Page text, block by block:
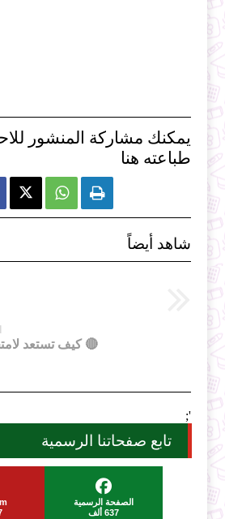
يمكنك مشاركة المنشور
طباعته هنا
 
شاهد أيضاً
🔴 كيف تستعد
';
تابع صفحاتنا الرسمية
الصفحة الرسمية
637 ألف